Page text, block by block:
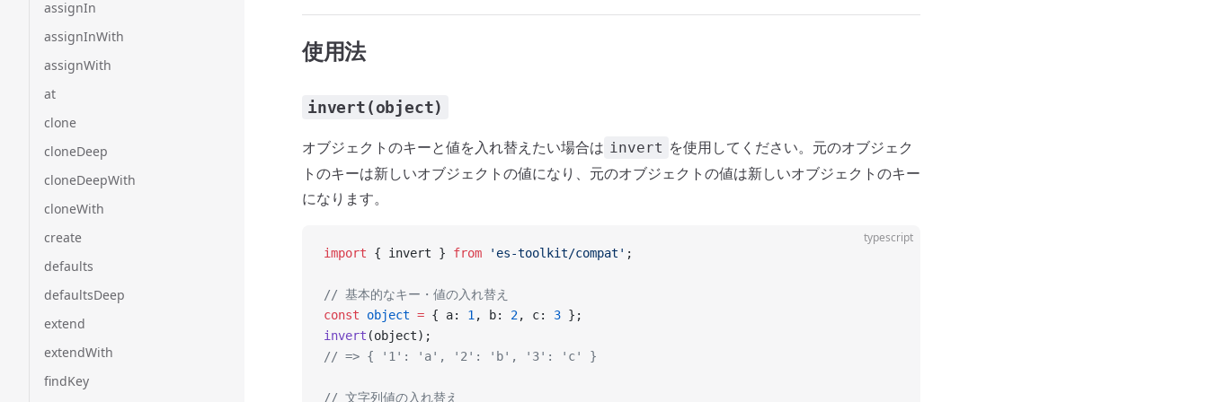
assignIn
assignInWith
assignWith
at
clone
cloneDeep
cloneDeepWith
cloneWith
create
defaults
defaultsDeep
extend
extendWith
findKey
使用法
invert(object)
オブジェクトのキーと値を入れ替えたい場合は invert を使用してください。元のオブジェク
トのキーは新しいオブジェクトの値になり、元のオブジェクトの値は新しいオブジェクトのキー
になります。
typescript
import { invert } from 'es-toolkit/compat' ;
// 基本的なキー・値の入れ替え
const object = { a: 1 , b: 2, c: 3 };
invert (object);
// => { '1': 'a', '2': 'b', '3': 'c' }
// 文字列値の入れ替え